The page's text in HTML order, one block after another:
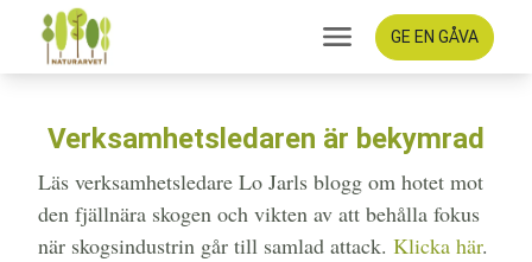
GE EN GÅVA
Verksamhetsledaren är bekymrad
Läs verksamhetsledare Lo Jarls blogg om hotet mot
den fjällnära skogen och vikten av att behålla fokus
när skogsindustrin går till samlad attack. Klicka här.